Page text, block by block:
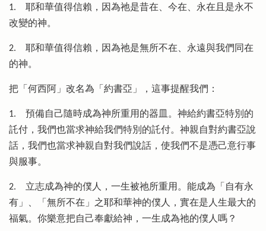
1.
耶和華值得信賴，因為祂是昔在、今在、永在且是永不
改變的神。
2.
耶和華值得信賴，因為祂是無所不在、永遠與我們同在
的神。
把「何西阿」改名為「約書亞」，這事提醒我們：
1.
預備自己隨時成為神所重用的器皿。神給約書亞特別的
託付，我們也當求神給我們特別的託付。神親自對約書亞說
話，我們也當求神親自對我們說話，使我們不是憑己意行事
與服事。
2.
立志成為神的僕人，一生被祂所重用。能成為「自有永
有」、「無所不在」之耶和華神的僕人，實在是人生最大的
福氣。你樂意把自己奉獻給神，一生成為祂的僕人嗎？